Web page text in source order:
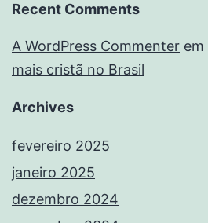
Recent Comments
A WordPress Commenter em
mais cristã no Brasil
Archives
fevereiro 2025
janeiro 2025
dezembro 2024